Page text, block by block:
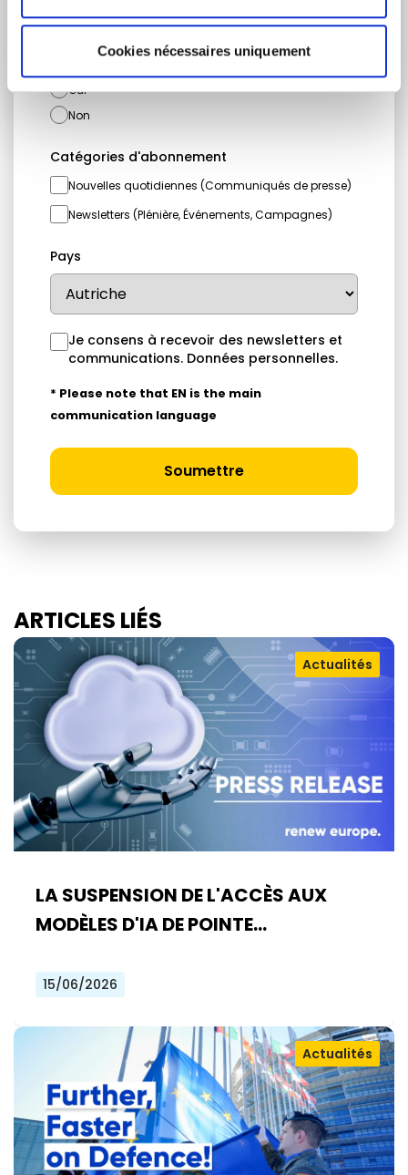
Cookies nécessaires uniquement
Je suis un journaliste
Oui
Non
Catégories d'abonnement
Nouvelles quotidiennes (Communiqués de presse)
Newsletters (Plénière, Événements, Campagnes)
Pays
Je consens à recevoir des newsletters et
communications. Données personnelles.
* Please note that EN is the main
communication language
Soumettre
ARTICLES LIÉS
LA SUSPENSION DE L'ACCÈS AUX
MODÈLES D'IA DE POINTE
EUROPÉENS
Actualités
15/06/2026
Actualités